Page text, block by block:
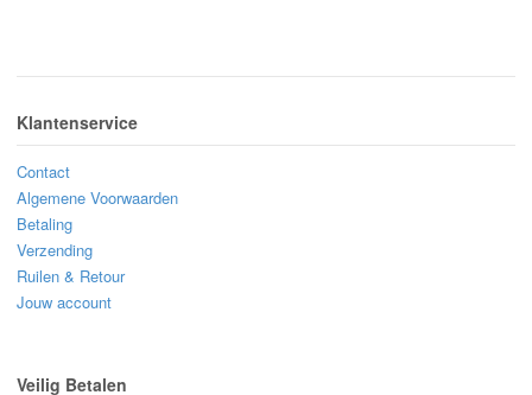
Klantenservice
Contact
Algemene Voorwaarden
Betaling
Verzending
Ruilen & Retour
Jouw account
Veilig Betalen